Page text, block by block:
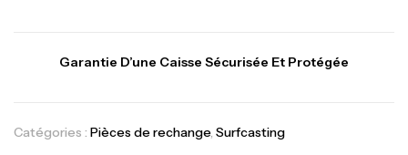
Garantie D’une Caisse Sécurisée Et Protégée
Catégories : Pièces de rechange, Surfcasting
Expanded
د.ت420,000